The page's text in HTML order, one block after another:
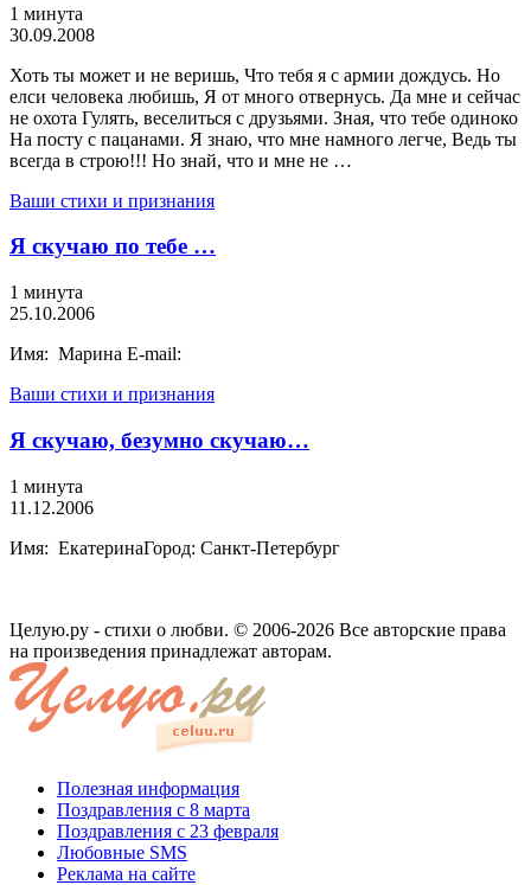
1 минута
30.09.2008
Хоть ты может и не веришь, Что тебя я с армии дождусь. Но
елси человека любишь, Я от много отвернусь. Да мне и сейчас
не охота Гулять, веселиться с друзьями. Зная, что тебе одиноко
На посту с пацанами. Я знаю, что мне намного легче, Ведь ты
всегда в строю!!! Но знай, что и мне не …
Ваши стихи и признания
Я скучаю по тебе …
1 минута
25.10.2006
Имя: Марина E-mail:
Ваши стихи и признания
Я скучаю, безумно скучаю…
1 минута
11.12.2006
Имя: ЕкатеринаГород: Санкт-Петербург
Целую.ру - стихи о любви. © 2006-2026 Все авторские права
на произведения принадлежат авторам.
Полезная информация
Поздравления с 8 марта
Поздравления с 23 февраля
Любовные SMS
Реклама на сайте